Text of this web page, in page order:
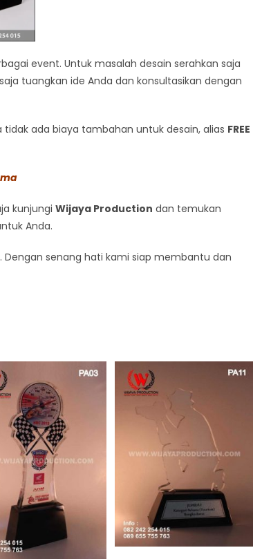
event. Untuk masalah desain serahkan saja
tuangkan ide Anda dan konsultasikan dengan
ada biaya tambahan untuk desain, alias FREE
kunjungi Wijaya Production dan temukan
Anda.
senang hati kami siap membantu dan